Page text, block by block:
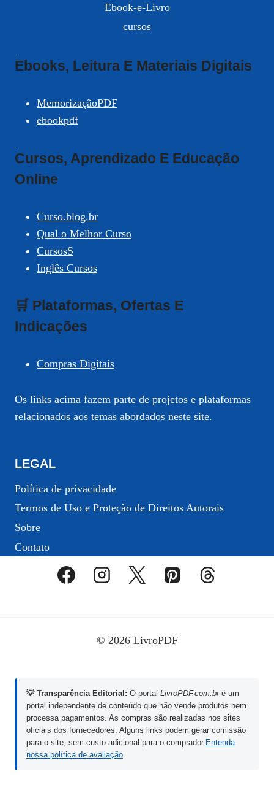
Ebook-e-Livro
cursos
Ebooks, Leitura E Materiais Digitais
MemorizaçãoPDF
ebookpdf
Cursos, Aprendizado E Educação
Online
Curso.blog.br
Qual o Melhor Curso
CursosS
Inglês Cursos
🛒 Plataformas, Ofertas E
Indicações
Compras Digitais
Os links acima fazem parte de projetos e plataformas
relacionados aos temas abordados neste site.
LEGAL
Política de privacidade
Termos de Uso e Proteção de Direitos Autorais
Sobre
Contato
© 2026 LivroPDF
💡 Transparência Editorial: O portal LivroPDF.com.bré um
portal independente de conteúdo que não vende produtos nem
processa pagamentos. As compras são realizadas nos sites
oficiais dos fornecedores. Alguns links podem gerar comissão
para o site, sem custo adicional para o comprador. Entenda
nossa política de avaliação.